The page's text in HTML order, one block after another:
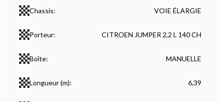
Chassis: VOIE ÉLARGIE
Porteur: CITROEN JUMPER 2,2 L 140 CH
Boîte: MANUELLE
Longueur (m): 6,39